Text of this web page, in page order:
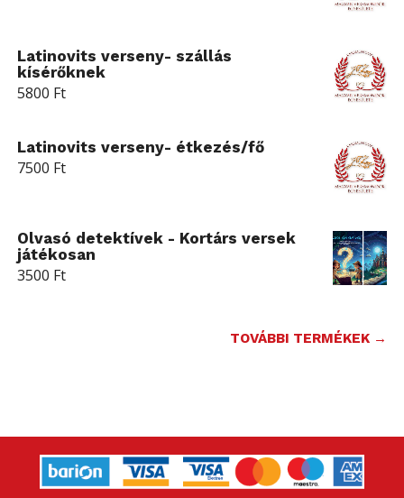
Latinovits verseny- szállás
kísérőknek
5800 Ft
Latinovits verseny- étkezés/fő
7500 Ft
Olvasó detektívek - Kortárs versek
játékosan
3500 Ft
TOVÁBBI TERMÉKEK →